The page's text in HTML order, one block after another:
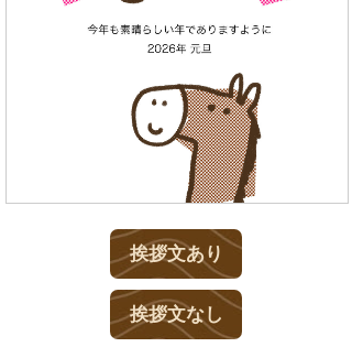
挨拶文あり
挨拶文なし